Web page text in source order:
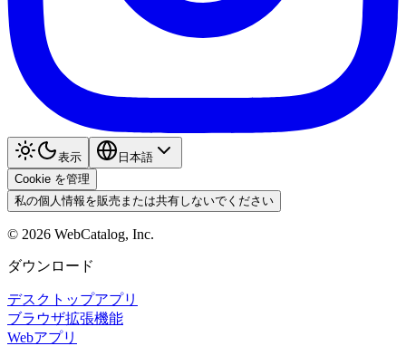
表示
日本語
Cookie を管理
私の個人情報を販売または共有しないでください
© 2026 WebCatalog, Inc.
ダウンロード
デスクトップアプリ
ブラウザ拡張機能
Webアプリ